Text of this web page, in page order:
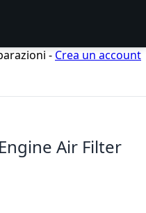
- Crea un account
Air Filter